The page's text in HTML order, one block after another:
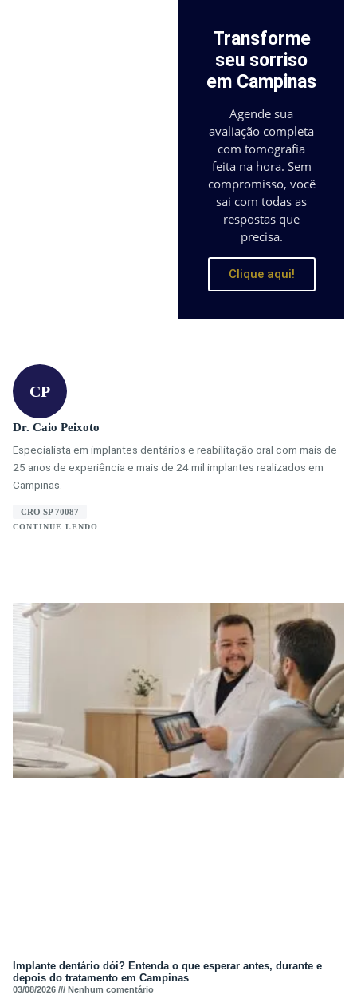
Transforme
seu sorriso
em Campinas
Agende sua
avaliação completa
com tomografia
feita na hora. Sem
compromisso, você
sai com todas as
respostas que
precisa.
Clique aqui!
CP
Dr. Caio Peixoto
Especialista em implantes dentários e reabilitação oral com mais de
25 anos de experiência e mais de 24 mil implantes realizados em
Campinas.
CRO SP 70087
CONTINUE LENDO
Implante dentário dói? Entenda o que esperar antes, durante e
depois do tratamento em Campinas
03/08/2026 Nenhum comentário